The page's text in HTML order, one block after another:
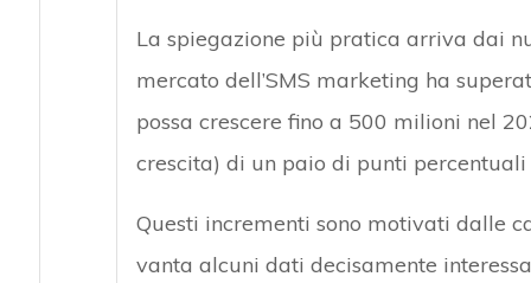
La spiegazione più pratica arriva dai
mercato dell’SMS marketing ha
possa crescere fino a 500 milioni nel
crescita) di un paio di punti
Questi incrementi sono motivati dalle
vanta alcuni dati decisamente